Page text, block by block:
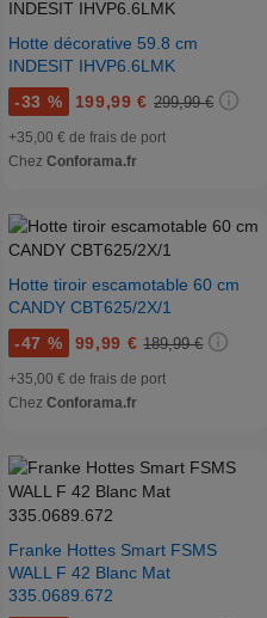
Hotte décorative 59.8 cm
INDESIT IHVP6.6LMK
-33 % 199,99 € 299,99 €
+35,00 € de frais de port
Chez Conforama.fr
Hotte tiroir escamotable 60 cm
CANDY CBT625/2X/1
-47 % 99,99 € 189,99 €
+35,00 € de frais de port
Chez Conforama.fr
Franke Hottes Smart FSMS
WALL F 42 Blanc Mat
335.0689.672